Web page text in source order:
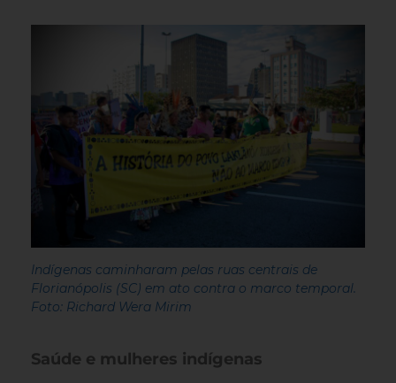
Indígenas caminharam pelas ruas centrais de
Florianópolis (SC) em ato contra o marco temporal.
Foto: Richard Wera Mirim
Saúde e mulheres indígenas